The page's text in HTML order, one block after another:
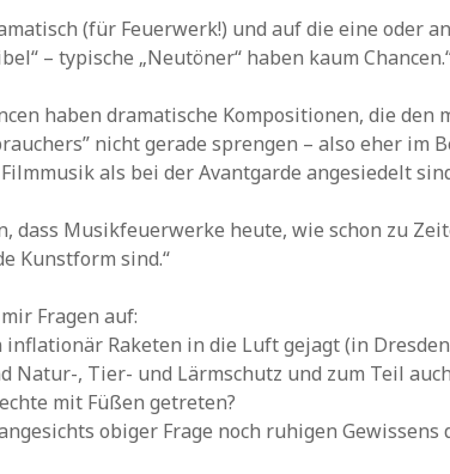
(für Feuerwerk!) und auf die eine oder
– typische „Neutöner“ haben kaum
haben dramatische Kompositionen, die den
nicht gerade sprengen – also eher im
als bei der Avantgarde angesiedelt
dass Musikfeuerwerke heute, wie schon zu
Kunstform sind.“
Fragen auf:
Raketen in die Luft gejagt (in
Natur-, Tier- und Lärmschutz und zum Teil auch
mit Füßen getreten?
obiger Frage noch ruhigen